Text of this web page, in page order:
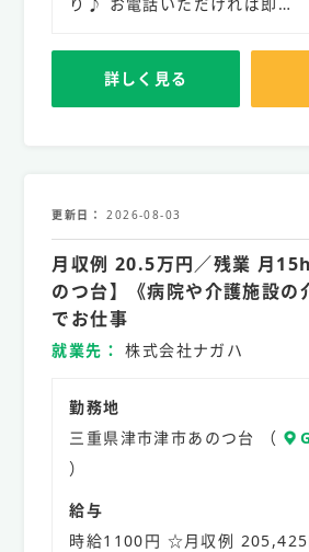
詳しく見る
更新日 2026-08-03
月収例 20.5万円／残業 月
のつ台】《病院や介護施設の
でお仕事
就業先 株式会社ナガハ
勤務地
三重県津市津市あのつ台 （
）
給与
時給1100円 ☆月収例